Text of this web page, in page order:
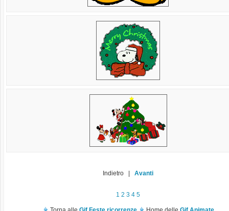
Indietro | Avanti
1 2 3 4 5